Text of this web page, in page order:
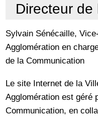
Directeur de
Sylvain Sénécaille,
Agglomération en
de la Communication
Le site Internet de la
Agglomération est géré
Communication, en